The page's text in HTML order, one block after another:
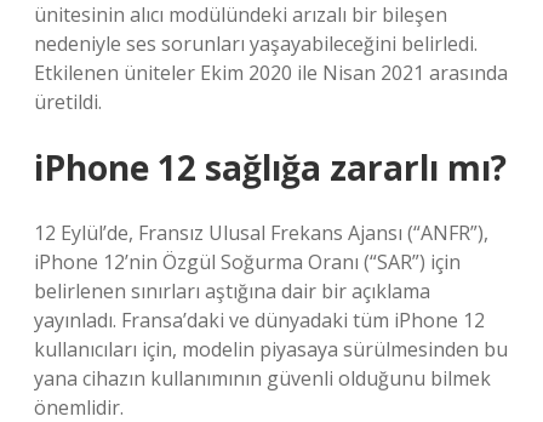
ünitesinin alıcı modülündeki arızalı bir bileşen
nedeniyle ses sorunları yaşayabileceğini belirledi.
Etkilenen üniteler Ekim 2020 ile Nisan 2021 arasında
üretildi.
iPhone 12 sağlığa zararlı mı?
12 Eylül’de, Fransız Ulusal Frekans Ajansı (“ANFR”),
iPhone 12’nin Özgül Soğurma Oranı (“SAR”) için
belirlenen sınırları aştığına dair bir açıklama
yayınladı. Fransa’daki ve dünyadaki tüm iPhone 12
kullanıcıları için, modelin piyasaya sürülmesinden bu
yana cihazın kullanımının güvenli olduğunu bilmek
önemlidir.